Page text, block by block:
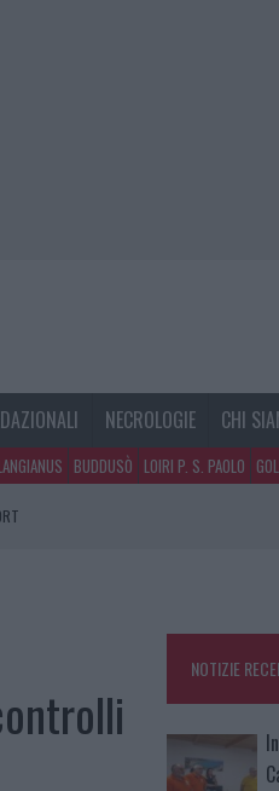
NECROLOGIE CHI
BUDDUSÒ LOIRI P. S. PAOLO
NOTIZIE